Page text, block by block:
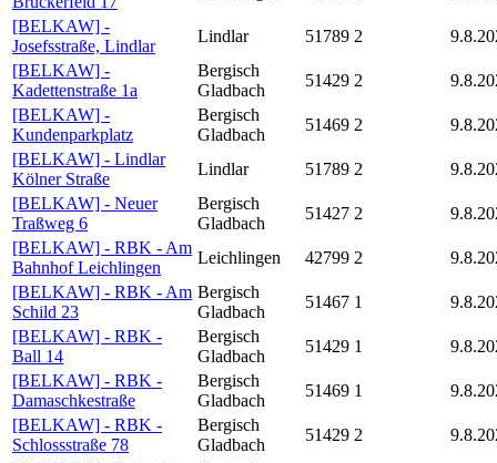
[BELKAW] -
Josefsstraße, Lindlar
Lindlar 51789 2
[BELKAW] -
Kadettenstraße 1a
Bergisch
Gladbach
51429 2
[BELKAW] -
Kundenparkplatz
Bergisch
Gladbach
51469 2
[BELKAW] - Lindlar
Kölner Straße
Lindlar 51789 2
[BELKAW] - Neuer
Traßweg 6
Bergisch
Gladbach
51427 2
[BELKAW] - RBK - Am
Bahnhof Leichlingen
Leichlingen 42799 2
[BELKAW] - RBK - Am
Schild 23
Bergisch
Gladbach
51467 1
[BELKAW] - RBK -
Ball 14
Bergisch
Gladbach
51429 1
[BELKAW] - RBK -
Damaschkestraße
Bergisch
Gladbach
51469 1
[BELKAW] - RBK -
Schlossstraße 78
Bergisch
Gladbach
51429 2